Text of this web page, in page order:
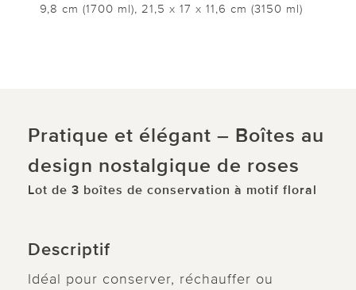
9,8 cm (1700 ml), 21,5 x 17 x 11,6 cm (3150 ml)
Pratique et élégant – Boîtes au
design nostalgique de roses
Lot de 3 boîtes de conservation à motif floral
Descriptif
Idéal pour conserver, réchauffer ou